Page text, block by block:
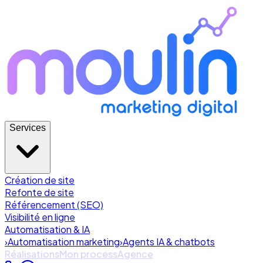
Services
Création de site
Refonte de site
Référencement (SEO)
Visibilité en ligne
Automatisation & IA
›Automatisation marketing›Agents IA & chatbots
RéalisationsMon processAgence